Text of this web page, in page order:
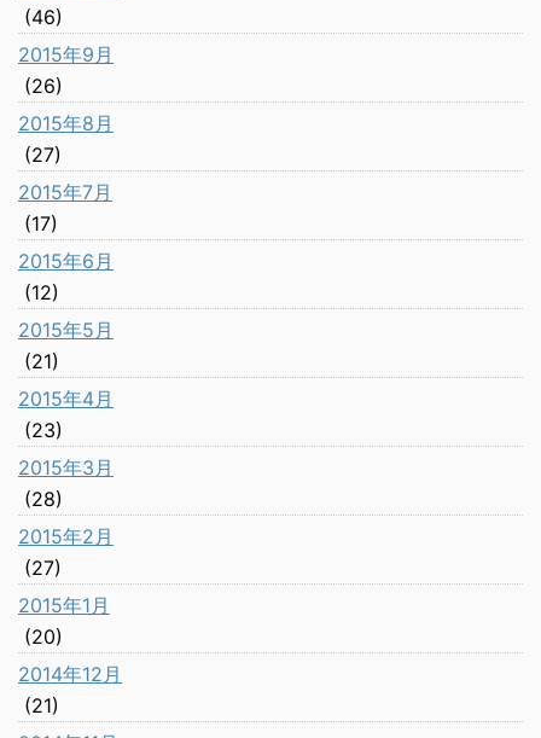
(46)
2015年9月
(26)
2015年8月
(27)
2015年7月
(17)
2015年6月
(12)
2015年5月
(21)
2015年4月
(23)
2015年3月
(28)
2015年2月
(27)
2015年1月
(20)
2014年12月
(21)